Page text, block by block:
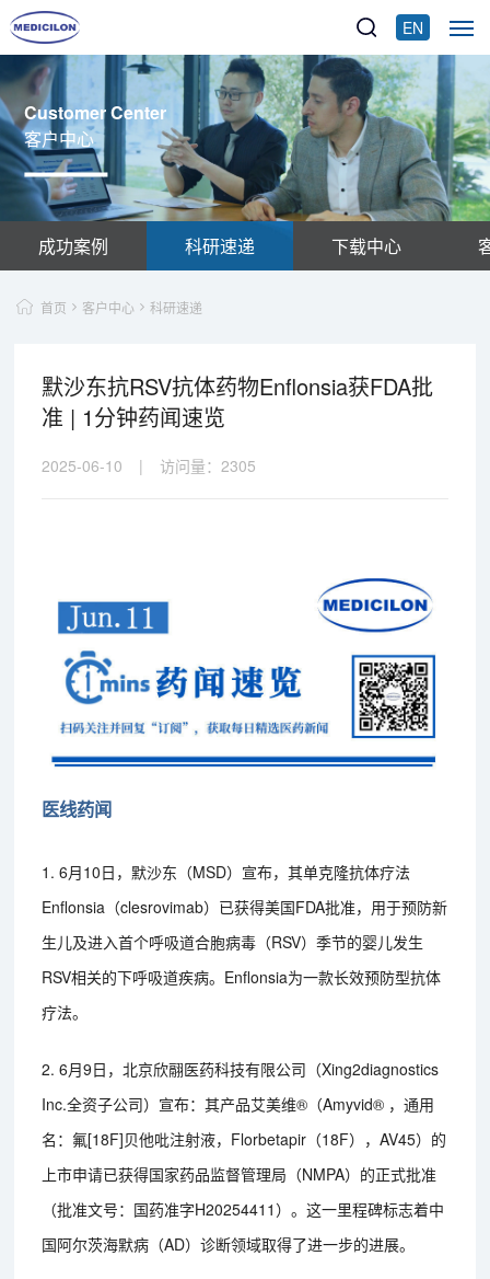
EN
Customer Center
客户中心
成功案例 科研速递 下载中心
首页 客户中心 科研速递
默沙东抗RSV抗体药物Enflonsia获FDA批
准 | 1分钟药闻速览
2025-06-10 | 访问量： 2305
医线药闻
1. 6月10日，默沙东（MSD）宣布，其单克隆抗体疗法
Enflonsia（clesrovimab）已获得美国FDA批准，用于预防新
生儿及进入首个呼吸道合胞病毒（RSV）季节的婴儿发生
RSV相关的下呼吸道疾病。Enflonsia为一款长效预防型抗体
疗法。
2. 6月9日，北京欣翮医药科技有限公司（Xing2diagnostics
Inc.全资子公司）宣布：其产品艾美维®（Amyvid® ，通用
名：氟[18F]贝他吡注射液，Florbetapir（18F），AV45）的
上市申请已获得国家药品监督管理局（NMPA）的正式批准
（批准文号：国药准字H20254411）。这一里程碑标志着中
国阿尔茨海默病（AD）诊断领域取得了进一步的进展。